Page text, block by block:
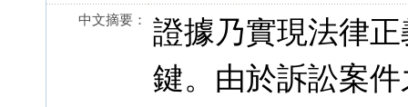
中文摘要：
證據乃實現法律
鍵。由於訴訟案